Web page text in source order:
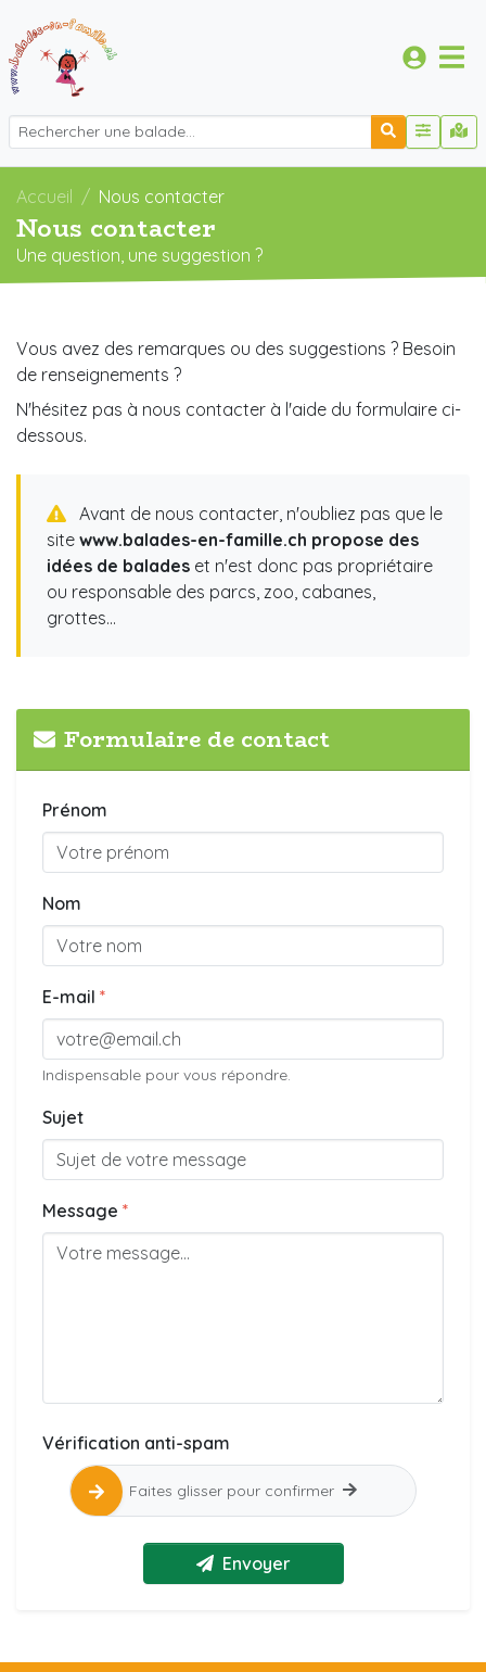
Accueil Nous contacter
Nous contacter
Une question, une suggestion ?
Vous avez des remarques ou des suggestions ? Besoin
de renseignements ?
N'hésitez pas à nous contacter à l'aide du formulaire ci-
dessous.
Avant de nous contacter, n'oubliez pas que le
site www.balades-en-famille.ch propose des
idées de balades et n'est donc pas propriétaire
ou responsable des parcs, zoo, cabanes,
grottes...
Formulaire de contact
Prénom
Nom
E-mail *
Indispensable pour vous répondre.
Sujet
Message *
Vérification anti-spam
Faites glisser pour confirmer
Envoyer